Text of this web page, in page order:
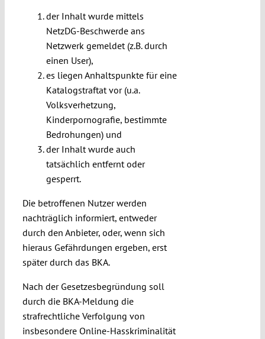
der Inhalt wurde mittels
NetzDG-Beschwerde ans
Netzwerk gemeldet (z.B. durch
einen User),
es liegen Anhaltspunkte für eine
Katalogstraftat vor (u.a.
Volksverhetzung,
Kinderpornografie, bestimmte
Bedrohungen) und
der Inhalt wurde auch
tatsächlich entfernt oder
gesperrt.
Die betroffenen Nutzer werden
nachträglich informiert, entweder
durch den Anbieter, oder, wenn sich
hieraus Gefährdungen ergeben, erst
später durch das BKA.
Nach der Gesetzesbegründung soll
durch die BKA-Meldung die
strafrechtliche Verfolgung von
insbesondere Online-Hasskriminalität